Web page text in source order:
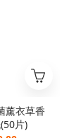
薰衣草香
片)